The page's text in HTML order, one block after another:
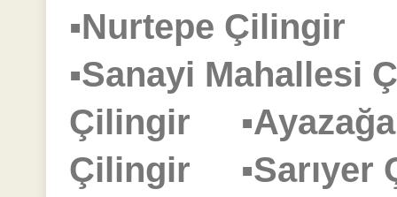
▪Nurtepe Çilingir
▪Sanayi
Çilingir
Çilingir